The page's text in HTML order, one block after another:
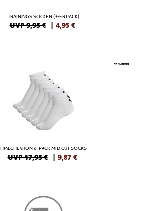
TRAININGS SOCKEN (3-ER PACK)
UVP 9,95 € | 4,95 €
HMLCHEVRON 6-PACK MID CUT SOCKS
UVP 17,95 € | 9,87 €